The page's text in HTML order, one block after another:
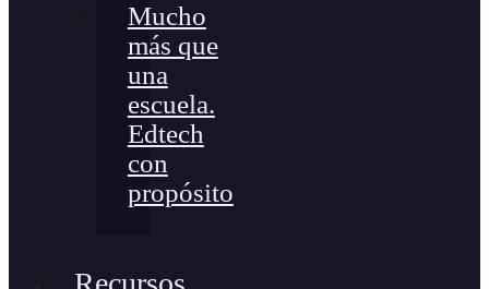
Mucho
más que
una
escuela.
Edtech
con
propósito